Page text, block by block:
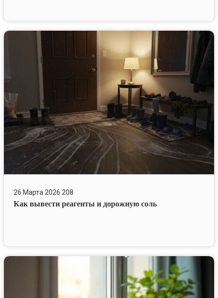
Как
дорожную
26 Марта 2026 208
Как вывести реагенты и дорожную соль
Белые